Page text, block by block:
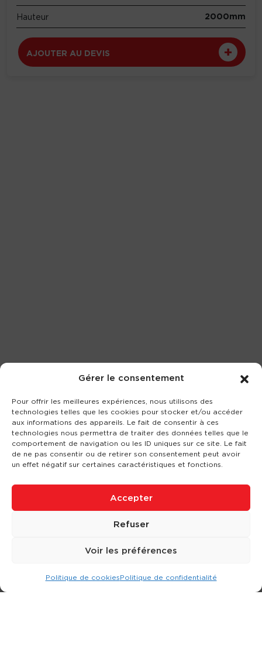
Gérer le consentement
Pour offrir les meilleures expériences, nous utilisons des
technologies telles que les cookies pour stocker et/ou accéder
aux informations des appareils. Le fait de consentir à ces
technologies nous permettra de traiter des données telles que le
comportement de navigation ou les ID uniques sur ce site. Le fait
de ne pas consentir ou de retirer son consentement peut avoir
un effet négatif sur certaines caractéristiques et fonctions.
Accepter
Refuser
Voir les préférences
Politique de cookiesPolitique de confidentialité
Hauteur 2000mm
AJOUTER AU DEVIS